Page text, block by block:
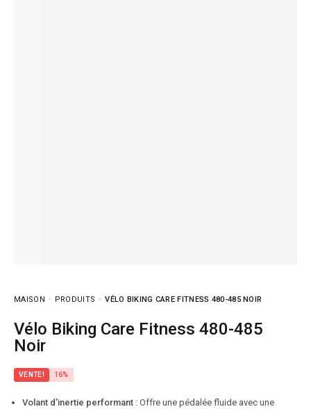
MAISON PRODUITS VÉLO BIKING CARE FITNESS 480-485 NOIR
Vélo Biking Care Fitness 480-485
Noir
VENTE! 16%
Volant d’inertie performant : Offre une pédalée fluide avec une